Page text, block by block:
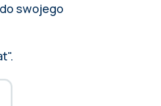
swojego